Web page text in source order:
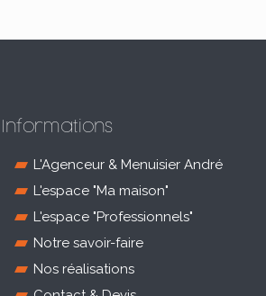
Informations
L'Agenceur & Menuisier André
L'espace "Ma maison"
L'espace "Professionnels"
Notre savoir-faire
Nos réalisations